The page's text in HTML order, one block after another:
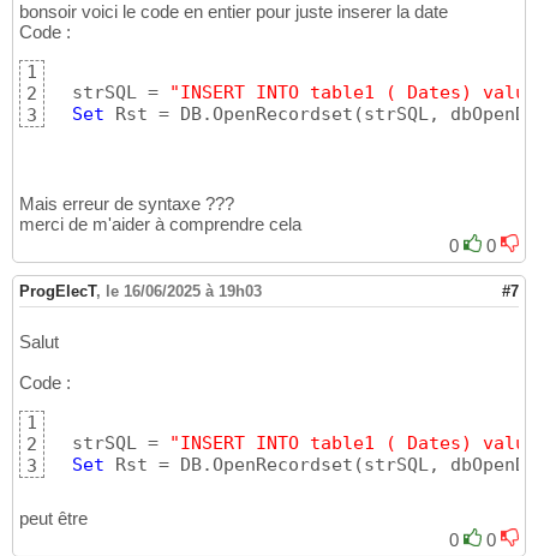
bonsoir voici le code en entier pour juste inserer la date
Code :
1
2
3
  strSQL =
"INSERT INTO table1 ( Dates)
Set Rst = DB.OpenRecordset (strSQL,
Mais erreur de syntaxe ???
merci de m'aider à comprendre cela
0
0
ProgElecT, le 16/06/2025 à 19h03 #7
Salut
Code :
1
2
3
  strSQL =
"INSERT INTO table1 ( Dates)
Set Rst = DB.OpenRecordset (strSQL,
peut être
0
0